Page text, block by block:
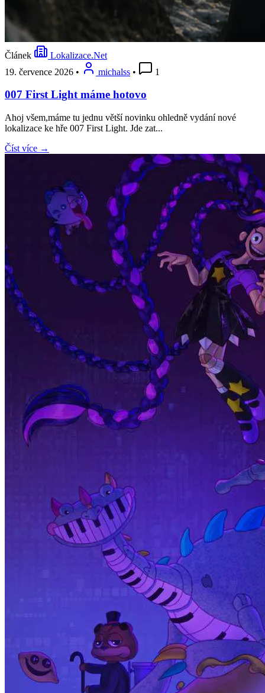
Článek
Lokalizace.Net
19. července 2026 • michalss • 1
007 First Light máme hotovo
Ahoj všem,máme tu jednu větší novinku ohledně vydání nové
lokalizace ke hře 007 First Light. Jde zat...
Číst více →